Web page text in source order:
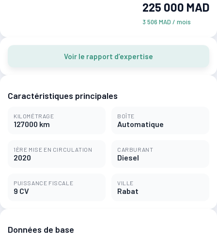
225 000 MAD
3 506 MAD / mois
Voir le rapport d’expertise
Caractéristiques principales
KILOMÉTRAGE
127000 km
BOÎTE
Automatique
1ÈRE MISE EN CIRCULATION
2020
CARBURANT
Diesel
PUISSANCE FISCALE
9 CV
VILLE
Rabat
Données de base